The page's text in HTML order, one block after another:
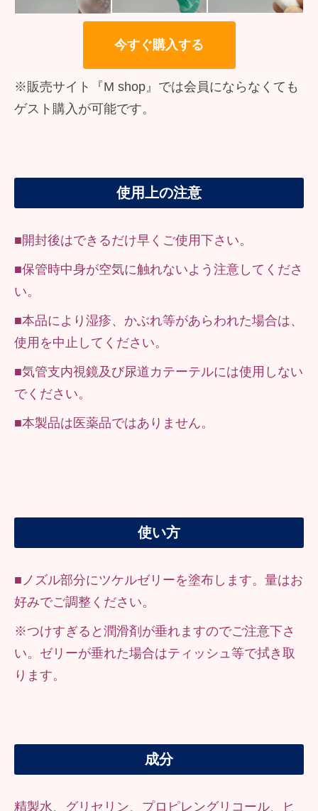
今すぐ購入する
※販売サイト『M shop』では会員にならなくても
ゲスト購入が可能です。
使用上の注意
■開封後はできるだけ早くご使用下さい。
■保管時中身が空気に触れないよう注意してくださ
い。
■本品により湿疹、かぶれ等があらわれた場合は、
使用を中止してください。
■気管支内視鏡及び尿道カテーテルには使用しない
でください。
■本製品は医薬品ではありません。
使い方
■ノズル部分にツケルゼリーを塗布します。量はお
好みでご調整ください。
※つけすぎると潤滑剤が垂れますのでご注意下さ
い。ゼリーが垂れた場合はティッシュ等で拭き取
ります。
成分
精製水、グリセリン、プロピレングリコール、ヒ